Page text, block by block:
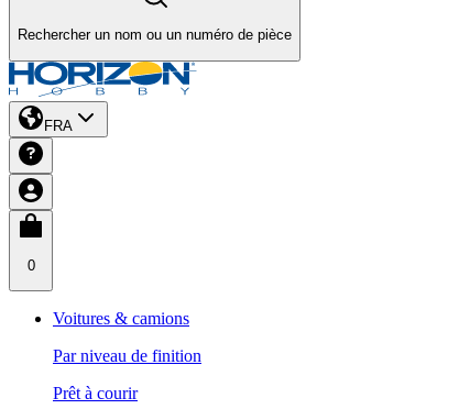
Rechercher un nom ou un numéro de pièce
FRA
0
Voitures & camions
Par niveau de finition
Prêt à courir